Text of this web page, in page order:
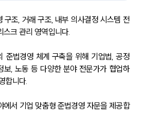
구조, 거래 구조, 내부 의사결정 시스템 전
스크 관리 영역입니다.
준법경영 체계 구축을 위해 기업법, 공정
보, 노동 등 다양한 분야 전문가가 협업하
합니다.
에서 기업 맞춤형 준법경영 자문을 제공합